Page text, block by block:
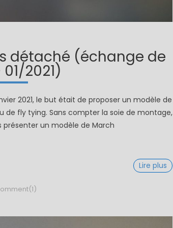
détaché (échange de
2021)
2021, le but était de proposer un modèle de
fly tying. Sans compter la soie de montage,
présenter un modèle de March
Lire plus